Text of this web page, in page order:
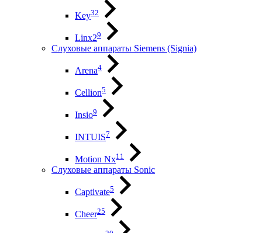
Key32
Linx29
Слуховые аппараты Siemens (Signia)
Arena4
Cellion5
Insio9
INTUIS7
Motion Nx11
Слуховые аппараты Sonic
Captivate5
Cheer25